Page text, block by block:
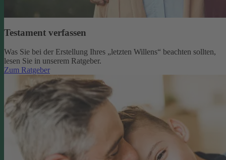
Testament verfassen
Was Sie bei der Erstellung Ihres „letzten Willens“ beachten sollten,
lesen Sie in unserem Ratgeber.
Zum Ratgeber